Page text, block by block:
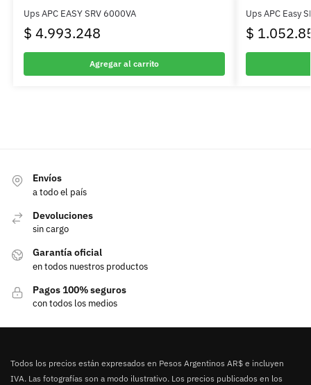
Ups APC EASY SRV 6000VA
$ 4.993.248
Agregar al carrito
Ups APC Easy
$
Envíos
a todo el país
Devoluciones
sin cargo
Garantía oficial
en todos nuestros productos
Pagos 100% seguros
con todos los medios
Todos los precios están expresados en Pesos Argentinos AR$ e incluyen
IVA. Las fotografías son a modo ilustrativo. Los precios publicados en los